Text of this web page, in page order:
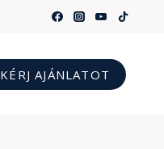
KÉRJ AJÁNLATOT